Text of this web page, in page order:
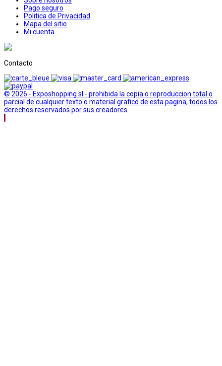
Pago seguro
Politica de Privacidad
Mapa del sitio
Mi cuenta
Contacto
© 2026 - Exposhopping sl - prohibida la copia o reproduccion total o
parcial de cualquier texto o material grafico de esta pagina, todos los
derechos reservados por sus creadores.